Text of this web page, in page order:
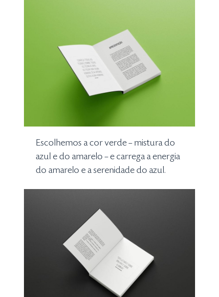
Escolhemos a cor verde – mistura do
azul e do amarelo – e carrega a energia
do amarelo e a serenidade do azul.